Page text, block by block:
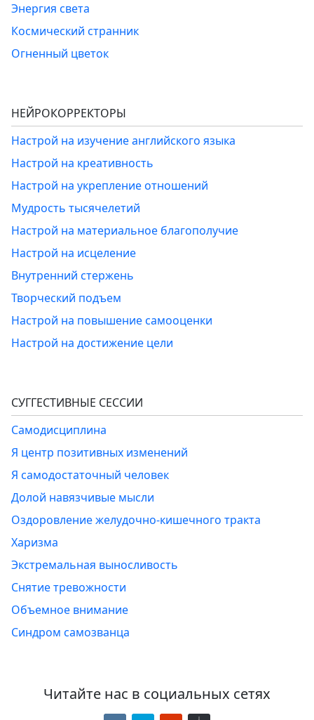
Энергия света
Космический странник
Огненный цветок
НЕЙРОКОРРЕКТОРЫ
Настрой на изучение английского языка
Настрой на креативность
Настрой на укрепление отношений
Мудрость тысячелетий
Настрой на материальное благополучие
Настрой на исцеление
Внутренний стержень
Творческий подъем
Настрой на повышение самооценки
Настрой на достижение цели
СУГГЕСТИВНЫЕ СЕССИИ
Самодисциплина
Я центр позитивных изменений
Я самодостаточный человек
Долой навязчивые мысли
Оздоровление желудочно-кишечного тракта
Харизма
Экстремальная выносливость
Снятие тревожности
Объемное внимание
Синдром самозванца
Читайте нас в социальных сетях